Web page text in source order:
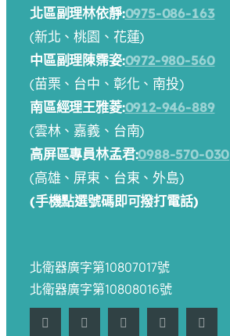
北區副理林依靜:0975-086-163
(新北、桃園、花蓮)
中區副理陳霈姿:0972-980-560
(苗栗、台中、彰化、南投)
南區經理王雅菱:0912-946-889
(雲林、嘉義、台南)
高屏區專員林孟君:0988-570-030
(高雄、屏東、台東、外島)
(手機點選號碼即可撥打電話)
北衛器廣字第10807017號
北衛器廣字第10808016號